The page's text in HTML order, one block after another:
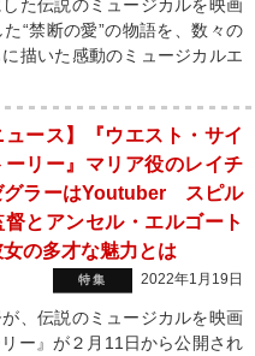
た伝説のミュージカルを映画
“禁断の愛”の物語を、数々の
描いた感動のミュージカルエ
ュース】『ウエスト・サイ
ーリー』マリア役のレイチ
グラーはYoutuber スピル
とアンセル・エルゴート
の多才な魅力とは
特集 2022年1月19日
、伝説のミュージカルを映画
ー』が２月11日から公開され